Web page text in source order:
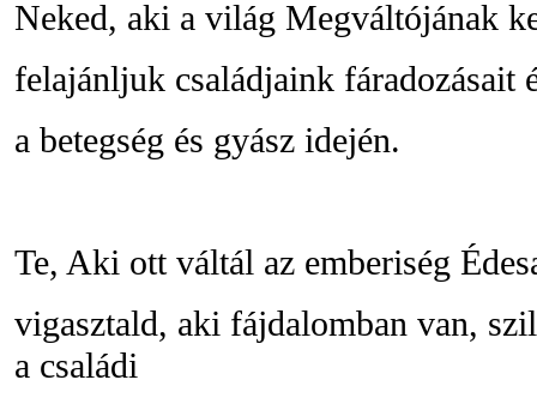
Neked, aki a világ Megváltójának
felajánljuk családjaink fáradozásait
a betegség és gyász idején.
Te, Aki ott váltál az emberiség
vigasztald, aki fájdalomban van,
a családi